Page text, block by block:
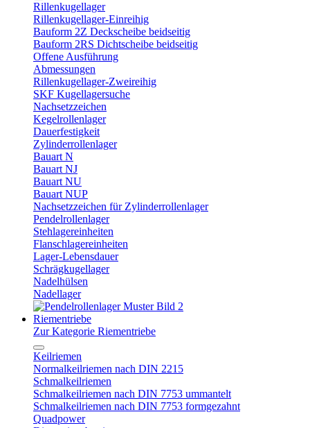
Rillenkugellager
Rillenkugellager-Einreihig
Bauform 2Z Deckscheibe beidseitig
Bauform 2RS Dichtscheibe beidseitig
Offene Ausführung
Abmessungen
Rillenkugellager-Zweireihig
SKF Kugellagersuche
Nachsetzzeichen
Kegelrollenlager
Dauerfestigkeit
Zylinderrollenlager
Bauart N
Bauart NJ
Bauart NU
Bauart NUP
Nachsetzzeichen für Zylinderrollenlager
Pendelrollenlager
Stehlagereinheiten
Flanschlagereinheiten
Lager-Lebensdauer
Schrägkugellager
Nadelhülsen
Nadellager
Riementriebe
Zur Kategorie Riementriebe
Keilriemen
Normalkeilriemen nach DIN 2215
Schmalkeilriemen
Schmalkeilriemen nach DIN 7753 ummantelt
Schmalkeilriemen nach DIN 7753 formgezahnt
Quadpower